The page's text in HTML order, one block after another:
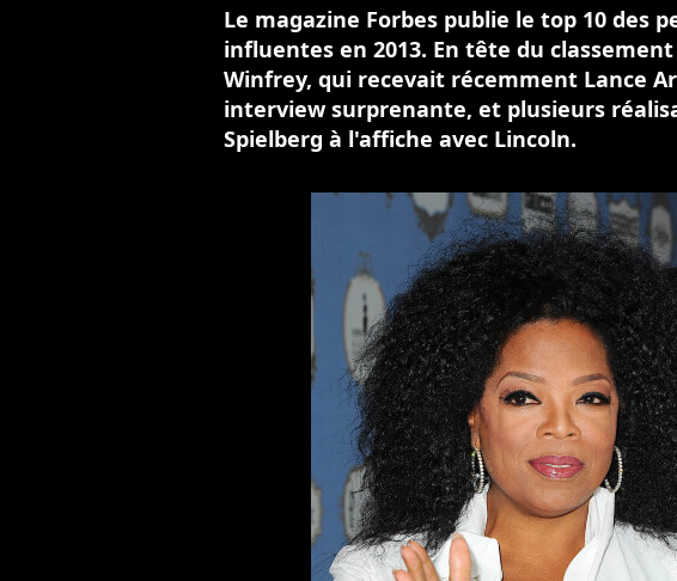
Le magazine Forbes publie le top 10 des
influentes en 2013. En tête du
Winfrey, qui recevait récemment Lance
interview surprenante, et plusieurs
Spielberg à l'affiche avec Lincoln.